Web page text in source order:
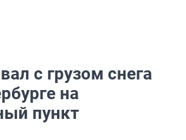
с грузом снега
на
пункт